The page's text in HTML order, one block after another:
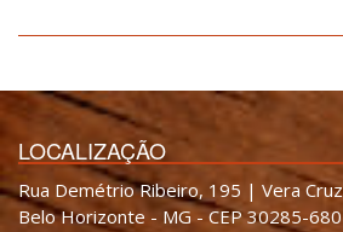
LOCALIZAÇÃO
Rua Demétrio Ribeiro, 195 | Vera Cruz
Belo Horizonte - MG - CEP 30285-680